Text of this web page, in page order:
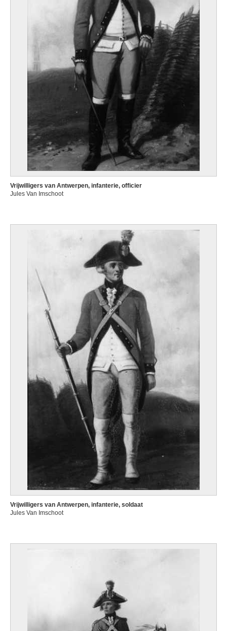
Vrijwilligers van Antwerpen, infanterie, officier
Jules Van Imschoot
Vrijwilligers van Antwerpen, infanterie, soldaat
Jules Van Imschoot